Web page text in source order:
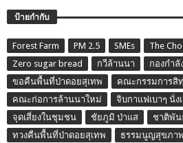
ป้ายกำกับ
Forest Farm PM 2.5 SMEs
The
Zero sugar bread
กวีล้านนา กองกำลั
ขอคืนพื้นที่ป่าดอยสุเทพ
คณะกรรมการ
คณะก่อการล้านนาใหม่
จิบกาแฟเบาๆ นั่ง
จุดเสี่ยงในชุมชน
ชัยภูมิ ป่าแส
ชาติพัน
ทวงคืนพื้นที่ป่าดอยสุเทพ
ธรรมนูญสุขภาพ